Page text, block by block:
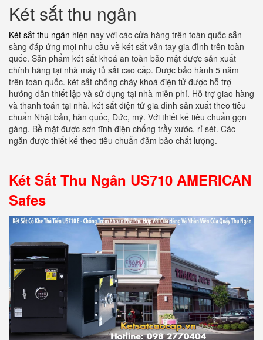
Két sắt thu ngân
Két sắt thu ngân hiện nay với các cửa hàng trên toàn quốc sẵn
sàng đáp ứng mọi nhu cầu về két sắt vân tay gia đình trên toàn
quốc. Sản phẩm két sắt khoá an toàn bảo mật được sản xuất
chính hãng tại nhà máy tủ sắt cao cấp. Được bảo hành 5 năm
trên toàn quốc. két sắt chống cháy khoá điện tử được hỗ trợ
hướng dẫn thiết lập và sử dụng tại nhà miễn phí. Hỗ trợ giao hàng
và thanh toán tại nhà. két sắt điện tử gia đình sản xuất theo tiêu
chuẩn Nhật bản, hàn quốc, Đức, mỹ. Với thiết kế tiêu chuẩn gọn
gàng. Bề mặt được sơn tĩnh điện chống trầy xước, rỉ sét. Các
ngăn được thiết kế theo tiêu chuẩn đảm bảo chất lượng.
Két Sắt Thu Ngân US710 AMERICAN
Safes